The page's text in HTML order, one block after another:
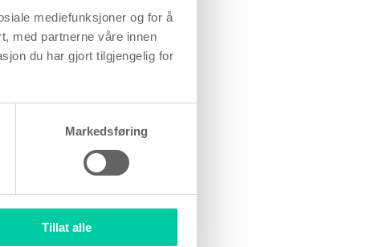
mediefunksjoner og for å
med partnerne våre innen
du har gjort tilgjengelig for
Markedsføring
Tillat alle
dager for å se
vellykket
gravid. Derfor er